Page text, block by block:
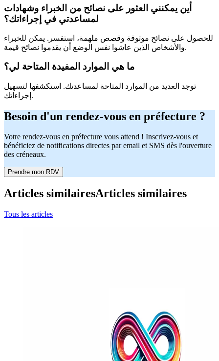
أين يمكنني العثور على نصائح من الخبراء وشهادات
لمساعدتي في إجراءاتك؟
للحصول على نصائح موثوقة وقصص ملهمة، استفسر. يمكن للخبراء
والأشخاص الذين عاشوا نفس الوضع أن يقدموا نصائح قيمة.
ما هي الموارد المفيدة المتاحة لي؟
توجد العديد من الموارد المتاحة لمساعدتك. استكشفها لتسهيل
إجراءاتك.
Besoin d'un rendez-vous en préfecture ?
Votre rendez-vous en préfecture vous attend ! Inscrivez-vous et
bénéficiez de notifications directes par email et SMS dès l'ouverture
des créneaux.
Prendre mon RDV
Articles similairesArticles similaires
Tous les articles